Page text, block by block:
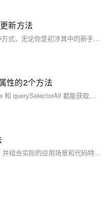
新方法
Debian 11更新Node.js主要就是这三种方式，无论你是初涉其中的新手还是找寻挑战的专家，总有一种方式能满足你的需求。现在，你已经是这个
性的2个方法
原生 Js 的 getElementsByClassName 和 querySelectorAll 都能获取批量的页面元素，但是它们之间有些细微的差别，稍不注意，就很容易弄错！
检测内存泄漏需要综合运用多种方法，并结合实际的应用场景和代码特点进行分析。及时发现和解决内存泄漏问题，可以提高应用的稳定性和性能，避免潜在的风险和故障。同时，不断学习和掌握内存管理的知识，也是有效预防内存泄漏的重要途径。